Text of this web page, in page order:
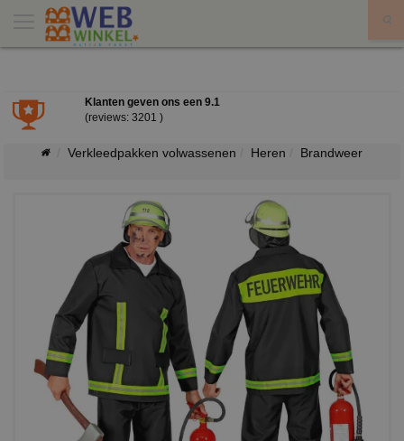
Klanten geven ons een 9.1
(reviews: 3201 )
Verkleedpakken volwassenen Heren Brandweer